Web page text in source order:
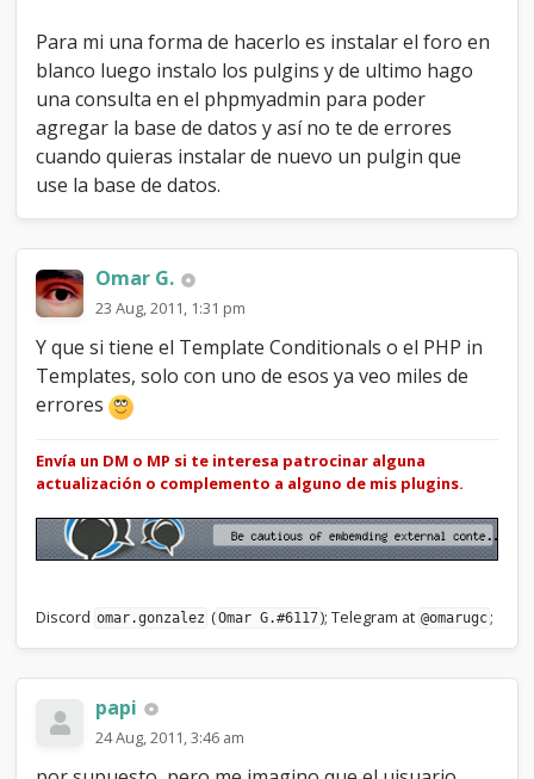
Para mi una forma de hacerlo es instalar el foro en
blanco luego instalo los pulgins y de ultimo hago
una consulta en el phpmyadmin para poder
agregar la base de datos y así no te de errores
cuando quieras instalar de nuevo un pulgin que
use la base de datos.
Omar G.
23 Aug, 2011, 1:31 pm
Y que si tiene el Template Conditionals o el PHP in
Templates, solo con uno de esos ya veo miles de
errores
Envía un DM o MP si te interesa patrocinar alguna
actualización o complemento a alguno de mis plugins.
Discord omar.gonzalez (Omar G.#6117); Telegram at @omarugc ;
papi
24 Aug, 2011, 3:46 am